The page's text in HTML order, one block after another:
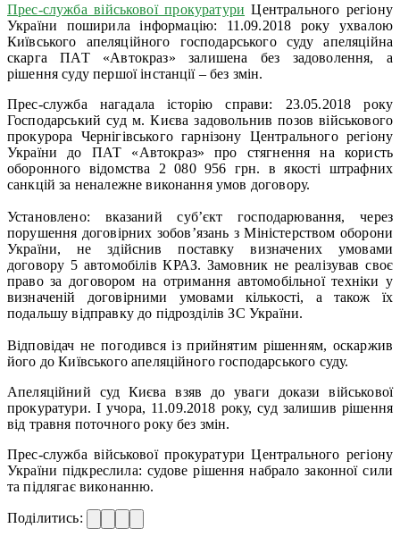
Прес-служба військової прокуратури Центрального регіону
України поширила інформацію: 11.09.2018 року ухвалою
Київського апеляційного господарського суду апеляційна
скарга ПАТ «Автокраз» залишена без задоволення, а
рішення суду першої інстанції – без змін.
Прес-служба нагадала історію справи: 23.05.2018 року
Господарський суд м. Києва задовольнив позов військового
прокурора Чернігівського гарнізону Центрального регіону
України до ПАТ «Автокраз» про стягнення на користь
оборонного відомства 2 080 956 грн. в якості штрафних
санкцій за неналежне виконання умов договору.
Установлено: вказаний суб’єкт господарювання, через
порушення договірних зобов’язань з Міністерством оборони
України, не здійснив поставку визначених умовами
договору 5 автомобілів КРАЗ. Замовник не реалізував своє
право за договором на отримання автомобільної техніки у
визначеній договірними умовами кількості, а також їх
подальшу відправку до підрозділів ЗС України.
Відповідач не погодився із прийнятим рішенням, оскаржив
його до Київського апеляційного господарського суду.
Апеляційний суд Києва взяв до уваги докази військової
прокуратури. І учора, 11.09.2018 року, суд залишив рішення
від травня поточного року без змін.
Прес-служба військової прокуратури Центрального регіону
України підкреслила: судове рішення набрало законної сили
та підлягає виконанню.
Поділитись: